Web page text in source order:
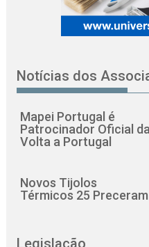
Notícias dos
Mapei Portugal é
Patrocinador Oficial
Volta a Portugal
Novos Tijolos
Térmicos 25 Preceram
Legislação